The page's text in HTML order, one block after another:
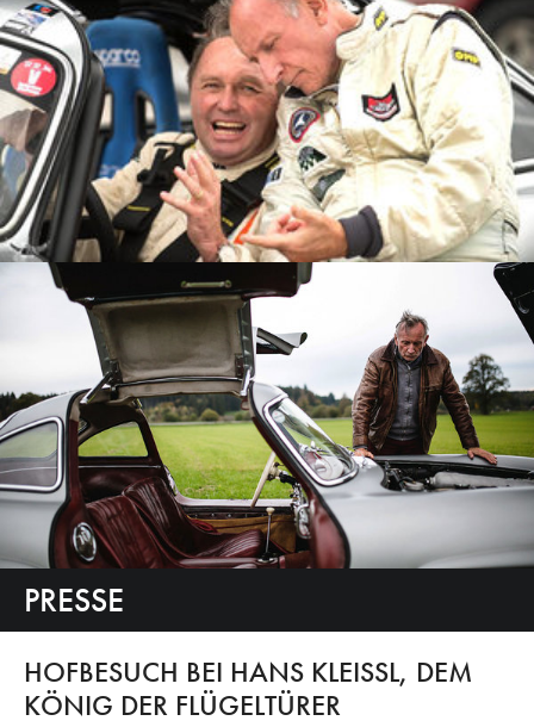
PRESSE
HOFBESUCH BEI HANS KLEISSL, DEM
KÖNIG DER FLÜGELTÜRER